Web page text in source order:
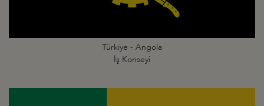
Türkiye - Angola
İş Konseyi